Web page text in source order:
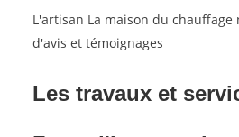
L'artisan La maison du chauffage
d'avis et témoignages
Les travaux et